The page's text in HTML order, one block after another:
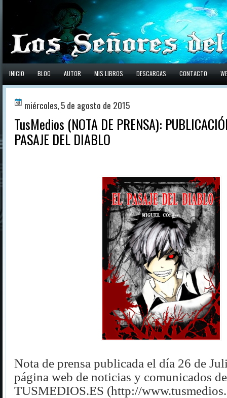
INICIO BLOG AUTOR MIS LIBROS DESCARGAS CONTACTO
miércoles, 5 de agosto de 2015
TusMedios (NOTA DE PRENSA):
PASAJE DEL DIABLO
Nota de prensa publicada el día 26 de
página web de noticias y comunicados
TUSMEDIOS.ES (http://